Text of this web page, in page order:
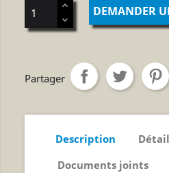
DEMANDER
Partager
Description
Documents joints